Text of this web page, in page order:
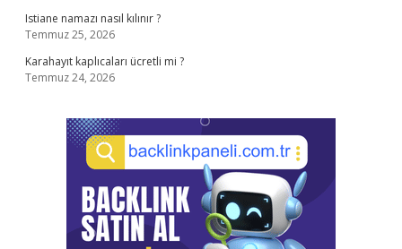
Istiane namazı nasıl kılınır ?
Temmuz 25, 2026
Karahayıt kaplıcaları ücretli mi ?
Temmuz 24, 2026